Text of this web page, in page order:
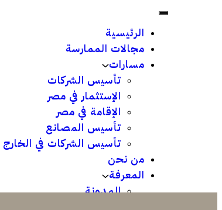
الرئيسية
مجالات الممارسة
مسارات
تأسيس الشركات
الإستثمار في مصر
الإقامة في مصر
تأسيس المصانع
تأسيس الشركات في الخارج
من نحن
المعرفة
المدونة